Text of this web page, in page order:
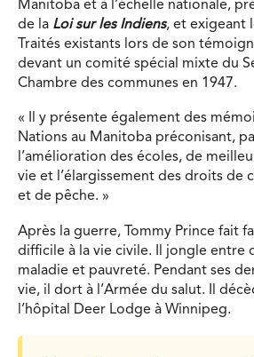
Manitoba et à l’échelle nationale,
de la Loi sur les Indiens, et exigeant
Traités existants lors de son
devant un comité spécial mixte du
Chambre des communes en 1947.
« Il y présente également des
Nations au Manitoba préconisant,
l’amélioration des écoles, de
vie et l’élargissement des droits de
et de pêche. »
Après la guerre, Tommy Prince fait
difficile à la vie civile. Il jongle entre
maladie et pauvreté. Pendant ses
vie, il dort à l’Armée du salut. Il
l’hôpital Deer Lodge à Winnipeg.